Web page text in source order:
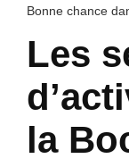
Bonne chance
Les
la